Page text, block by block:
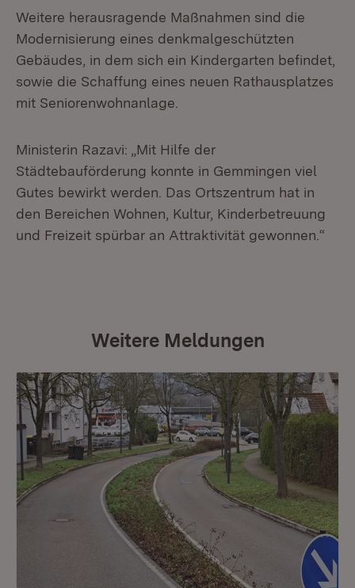
Weitere herausragende Maßnahmen sind die
Modernisierung eines denkmalgeschützten
Gebäudes, in dem sich ein Kindergarten befindet,
sowie die Schaffung eines neuen Rathausplatzes
mit Seniorenwohnanlage.
Ministerin Razavi: „Mit Hilfe der
Städtebauförderung konnte in Gemmingen viel
Gutes bewirkt werden. Das Ortszentrum hat in
den Bereichen Wohnen, Kultur, Kinderbetreuung
und Freizeit spürbar an Attraktivität gewonnen.“
Weitere Meldungen